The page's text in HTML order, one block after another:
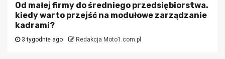
Od małej firmy do średniego przedsiębiorstwa.
kiedy warto przejść na modułowe zarządzanie
kadrami?
3 tygodnie ago Redakcja Moto1.com.pl